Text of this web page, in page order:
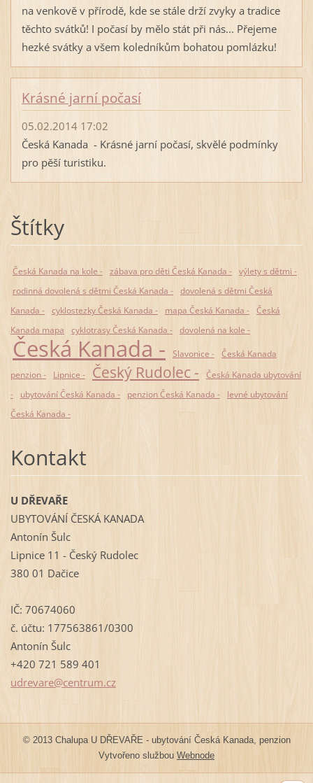
na venkově v přírodě, kde se stále drží zvyky a tradice
těchto svátků! I počasí by mělo stát při nás... Přejeme
hezké svátky a všem koledníkům bohatou pomlázku!
Krásné jarní počasí
05.02.2014 17:02
Česká Kanada - Krásné jarní počasí, skvělé podmínky
pro pěší turistiku.
Štítky
Česká Kanada na kole - zábava pro děti Česká Kanada - výlety s dětmi -
rodinná dovolená s dětmi Česká Kanada - dovolená s dětmi Česká
Kanada - cyklostezky Česká Kanada - mapa Česká Kanada - Česká
Kanada mapa
cyklotrasy Česká Kanada - dovolená na kole -
Česká Kanada - Slavonice - Česká Kanada
penzion -
Lipnice - Český Rudolec -
Česká Kanada ubytování
-
ubytování Česká Kanada - penzion Česká Kanada -
levné ubytování
Česká Kanada -
Kontakt
U DŘEVAŘE
UBYTOVÁNÍ ČESKÁ KANADA
Antonín Šulc
Lipnice 11 - Český Rudolec
380 01 Dačice
IČ: 70674060
č. účtu: 177563861/0300
Antonín Šulc
+420 721 589 401
udrevare@centrum.cz
© 2013 Chalupa U DŘEVAŘE - ubytování Česká Kanada, penzion
Vytvořeno službou Webnode